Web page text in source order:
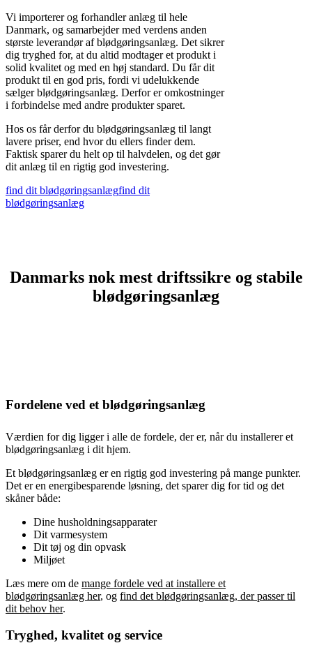
Vi importerer og forhandler anlæg til hele
Danmark, og samarbejder med verdens anden
største leverandør af blødgøringsanlæg. Det sikrer
dig tryghed for, at du altid modtager et produkt i
solid kvalitet og med en høj standard. Du får dit
produkt til en god pris, fordi vi udelukkende
sælger blødgøringsanlæg. Derfor er omkostninger
i forbindelse med andre produkter sparet.
Hos os får derfor du blødgøringsanlæg til langt
lavere priser, end hvor du ellers finder dem.
Faktisk sparer du helt op til halvdelen, og det gør
dit anlæg til en rigtig god investering.
find dit blødgøringsanlægfind dit
blødgøringsanlæg
Danmarks nok mest driftssikre og stabile
blødgøringsanlæg
Fordelene ved et blødgøringsanlæg
Værdien for dig ligger i alle de fordele, der er, når du installerer et
blødgøringsanlæg i dit hjem.
Et blødgøringsanlæg er en rigtig god investering på mange punkter.
Det er en energibesparende løsning, det sparer dig for tid og det
skåner både:
Dine husholdningsapparater
Dit varmesystem
Dit tøj og din opvask
Miljøet
Læs mere om de mange fordele ved at installere et
blødgøringsanlæg her, og find det blødgøringsanlæg, der passer til
dit behov her.
Tryghed, kvalitet og service